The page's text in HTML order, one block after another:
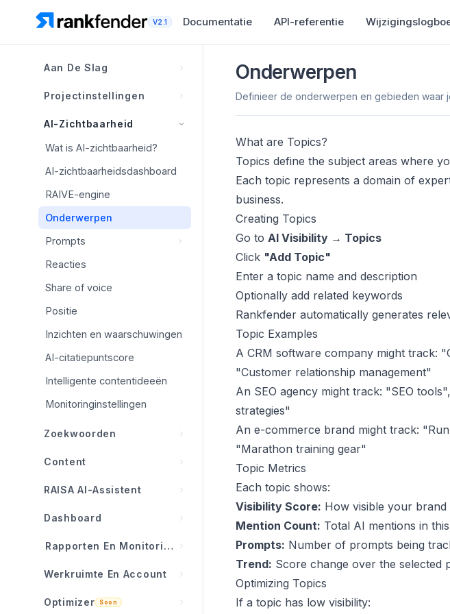
V2.1 Documentatie API-referentie
Aan De Slag
Wat is Rankfender?
limieten
Navigatieoverzicht
Eerste project instellen
Checklist accountinstallatie
Projectinstellingen
Brand Book-overzicht
Brand Book-overzicht
Merkinformatie
Visuele identiteit
Merkstem
Genereren met AI
Brand Book best practices
Concurrenten
Concurrenten
Slimme ontdekking
Head-to-head tracking
Classificatie en beheer
Persona's
Claimniveaus
Positioneringsmatrix
Dashboardtemplates
Integraties
Integraties
WordPress-integratie
Google Search Console
Shopify-integratie
Wix-integratie
Modern web / Webhooks
Sitemap
AI-Zichtbaarheid
Wat is AI-zichtbaarheid?
AI-zichtbaarheidsdashboard
RAIVE-engine
Onderwerpen
Prompts
Prompts
Concurrerende prompts
Boost-prompts
Reacties
Share of voice
Positie
Inzichten en waarschuwingen
AI-citatiepuntscore
Intelligente contentideeën
Monitoringinstellingen
Zoekwoorden
Zoekwoordenoverzicht
zoekwoordenstatistieken
Zoekwoordenkansen
Organische prestaties
zoekwoorden
Content
Contentoverzicht
Contentgeschiedenis
Contentgenerator
Contentgenerator
Contentinstellingen
RAISA AI-Assistent
Wat is RAISA?
Dashboard
Dashboardoverzicht
RAISA AI-dashboard
Rapporten En Monitoring
Activiteitsfeed
Werkruimte En Account
Alle projecten
Optimizer Soon
Onderwerpen
Definieer de onderwerpen en gebieden waar
What are Topics?
Topics define the subject areas where
Each topic represents a domain of
business.
Creating Topics
Go to AI Visibility → Topics
Click "Add Topic"
Enter a topic name and description
Optionally add related keywords
Rankfender automatically generates
Topic Examples
A CRM software company might track:
"Customer relationship management"
An SEO agency might track: "SEO
strategies"
An e-commerce brand might track:
"Marathon training gear"
Topic Metrics
Each topic shows:
Visibility Score: How visible your
Mention Count: Total AI mentions in
Prompts: Number of prompts being
Trend: Score change over the selected
Optimizing Topics
If a topic has low visibility: